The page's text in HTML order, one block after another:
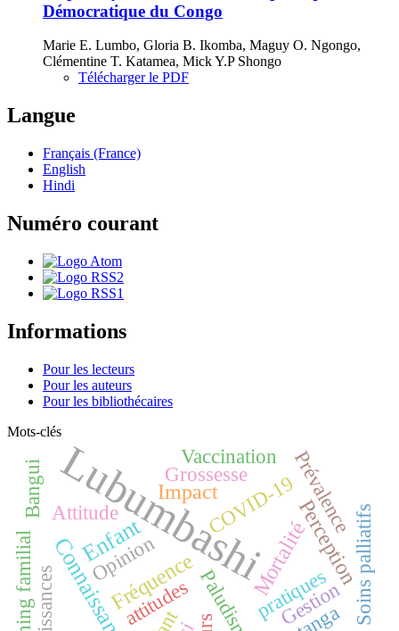
Démocratique du Congo
Marie E. Lumbo, Gloria B. Ikomba, Maguy O. Ngongo,
Clémentine T. Katamea, Mick Y.P Shongo
Télécharger le PDF
Langue
Français (France)
English
Hindi
Numéro courant
Informations
Pour les lecteurs
Pour les auteurs
Pour les bibliothécaires
Mots-clés
Lubumbashi
Enfant
Connaissances
Impact
MortalitéPerception
Fréquence
attitudes Paludisme
COVID-19 Soins palliatifs
Prévalence
Grossesse
pratiques
Vaccination
Planning familial
Attitude
Gestion
Opinion
Bangui